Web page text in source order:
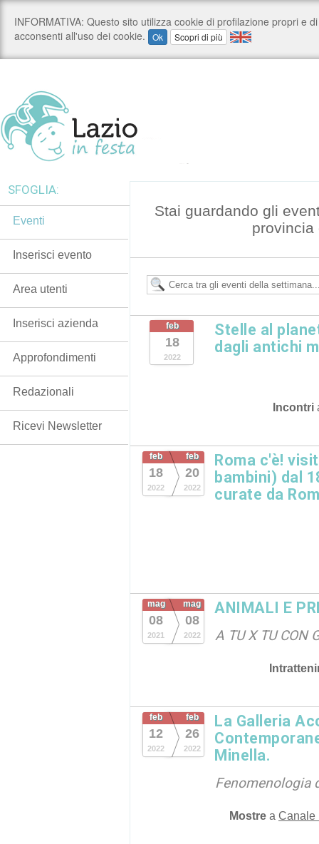
Stai guardando gli
provincia
feb
18
2022
Stelle al
dagli antichi
Incontri
feb
18
2022
feb
20
2022
Roma c'è!
bambini) dal
curate da
mag
08
2021
mag
08
2022
ANIMALI E
A TU X TU CON
feb
12
2022
feb
26
2022
La Galleria
Minella.
Fenomenologia
Mostre a Canale
SFOGLIA:
Eventi
Inserisci evento
Area utenti
Inserisci azienda
Approfondimenti
Redazionali
Ricevi Newsletter